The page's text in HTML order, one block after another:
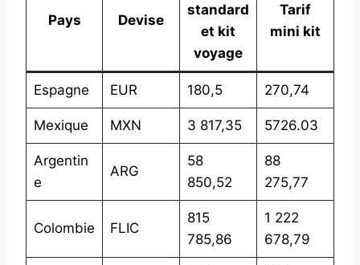
Pays Devise
standard
et kit
voyage
Tarif
mini kit
Espagne EUR 180,5 270,74
Mexique MXN 3 817,35 5726.03
Argentin
e
ARG
58
850,52
88
275,77
Colombie FLIC
815
785,86
1 222
678,79